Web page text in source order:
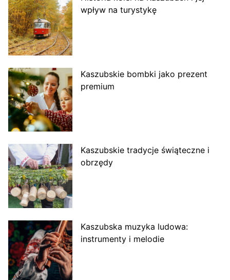
wpływ na turystykę
Kaszubskie bombki jako prezent
premium
Kaszubskie tradycje świąteczne i
obrzędy
Kaszubska muzyka ludowa:
instrumenty i melodie